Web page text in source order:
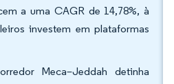
a uma CAGR de 14,78%, à
investem em plataformas
Meca–Jeddah detinha